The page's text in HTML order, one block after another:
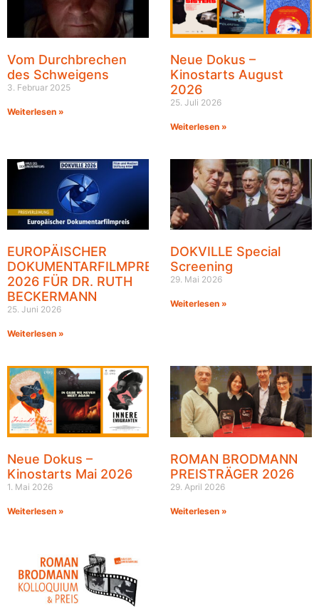
Vom Durchbrechen
des Schweigens
3. Februar 2025
Weiterlesen »
Neue Dokus –
Kinostarts August
2026
25. Juli 2026
Weiterlesen »
EUROPÄISCHER
DOKUMENTARFILMPREIS
2026 FÜR DR. RUTH
BECKERMANN
25. Juni 2026
Weiterlesen »
DOKVILLE Special
Screening
29. Mai 2026
Weiterlesen »
Neue Dokus –
Kinostarts Mai 2026
1. Mai 2026
Weiterlesen »
ROMAN BRODMANN
PREISTRÄGER 2026
29. April 2026
Weiterlesen »